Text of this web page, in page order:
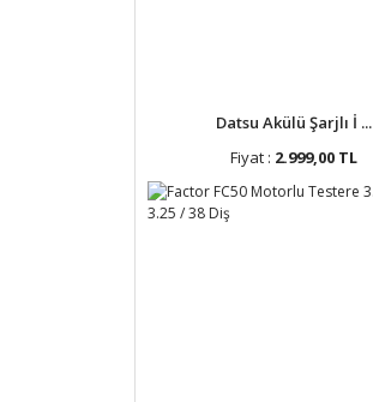
Datsu Akülü Şarjlı İ ...
Fiyat : 2.999,00 TL